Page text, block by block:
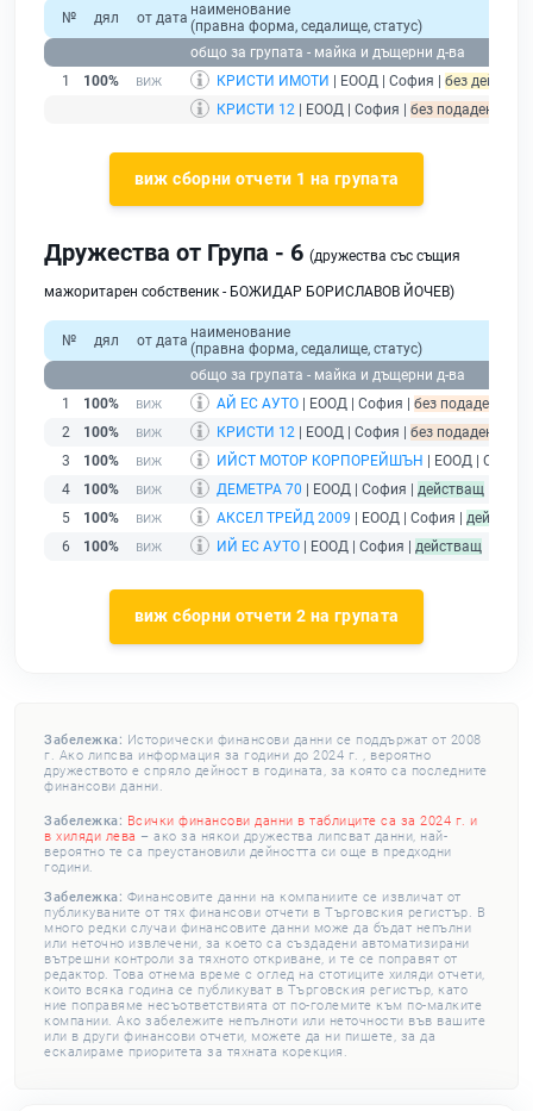
№ дял от дата наименование
(правна форма, седалище, статус)
общо за групата - майка и дъщерни д-ва
1
100% КРИСТИ ИМОТИ | ЕООД | София | без дейност
КРИСТИ 12 | ЕООД | София | без подаден
виж сборни отчети 1 на групата
Дружества от Група - 6 (дружества със същия
мажоритарен собственик - БОЖИДАР БОРИСЛАВОВ ЙОЧЕВ)
№ дял от дата наименование
(правна форма, седалище, статус)
общо за групата - майка и дъщерни д-ва
1
100% АЙ ЕС АУТО | ЕООД | София | без подаден
2
100% КРИСТИ 12 | ЕООД | София | без подаден
3
100% ИЙСТ МОТОР КОРПОРЕЙШЪН
| ЕООД | София
4
100% ДЕМЕТРА 70 | ЕООД | София | действащ
5
100% АКСЕЛ ТРЕЙД 2009 | ЕООД | София | действащ
6
100% ИЙ ЕС АУТО | ЕООД | София | действащ
виж сборни отчети 2 на групата
Забележка: Исторически финансови данни се поддържат от 2008
г. Ако липсва информация за години до 2024 г. , вероятно
дружеството е спряло дейност в годината, за която са последните
финансови данни.
Забележка: Всички финансови данни в таблиците са за 2024 г. и
в хиляди лева – ако за някои дружества липсват данни, най-
вероятно те са преустановили дейността си още в предходни
години.
Забележка: Финансовите данни на компаниите се извличат от
публикуваните от тях финансови отчети в Търговския регистър. В
много редки случаи финансовите данни може да бъдат непълни
или неточно извлечени, за което са създадени автоматизирани
вътрешни контроли за тяхното откриване, и те се поправят от
редактор. Това отнема време с оглед на стотиците хиляди отчети,
които всяка година се публикуват в Търговския регистър, като
ние поправяме несъответствията от по-големите към по-малките
компании. Ако забележите непълноти или неточности във вашите
или в други финансови отчети, можете да ни пишете, за да
ескалираме приоритета за тяхната корекция.